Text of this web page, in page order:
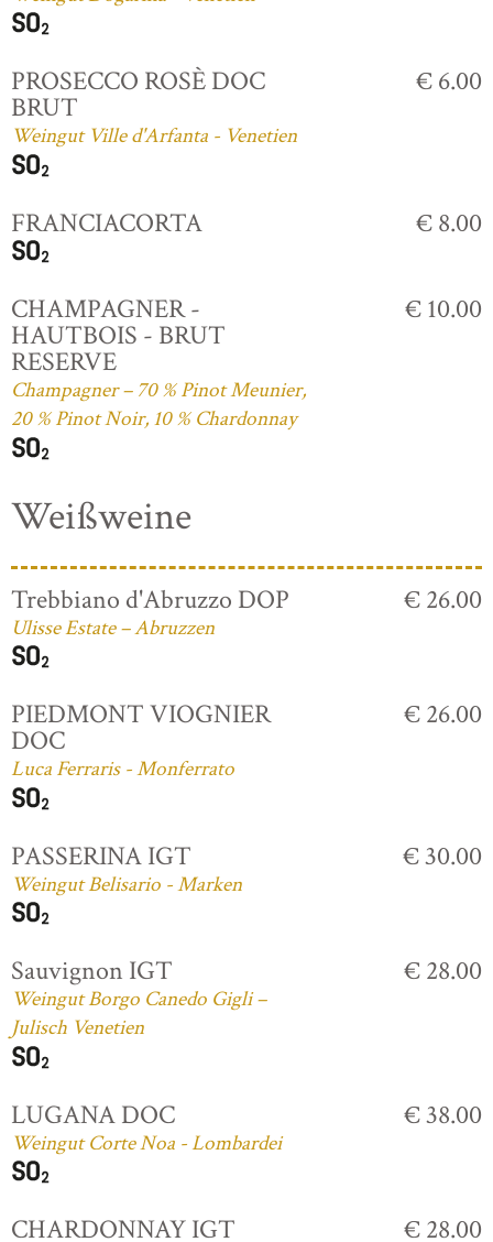
PROSECCO ROSÈ DOC
BRUT
Weingut Ville d'Arfanta - Venetien
€ 6.00
FRANCIACORTA € 8.00
CHAMPAGNER -
HAUTBOIS - BRUT
RESERVE
Champagner – 70 % Pinot Meunier,
20 % Pinot Noir, 10 % Chardonnay
€ 10.00
Weißweine
Trebbiano d'Abruzzo DOP
Ulisse Estate – Abruzzen
€ 26.00
PIEDMONT VIOGNIER
DOC
Luca Ferraris - Monferrato
€ 26.00
PASSERINA IGT
Weingut Belisario - Marken
€ 30.00
Sauvignon IGT
Weingut Borgo Canedo Gigli –
Julisch Venetien
€ 28.00
LUGANA DOC
Weingut Corte Noa - Lombardei
€ 38.00
CHARDONNAY IGT € 28.00